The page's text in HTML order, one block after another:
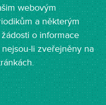
webovým
a některým
o informace
li zveřejněny na